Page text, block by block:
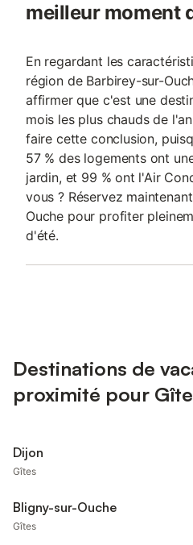
meilleur moment
En regardant les
région de Barbirey-sur-
affirmer que c'est une
mois les plus chauds de
faire cette conclusion,
57 % des logements ont
jardin, et 99 % ont l'Air
vous ? Réservez
Ouche pour profiter
d'été.
Destinations de
proximité pour
Dijon
Gîtes
Bligny-sur-Ouche
Gîtes